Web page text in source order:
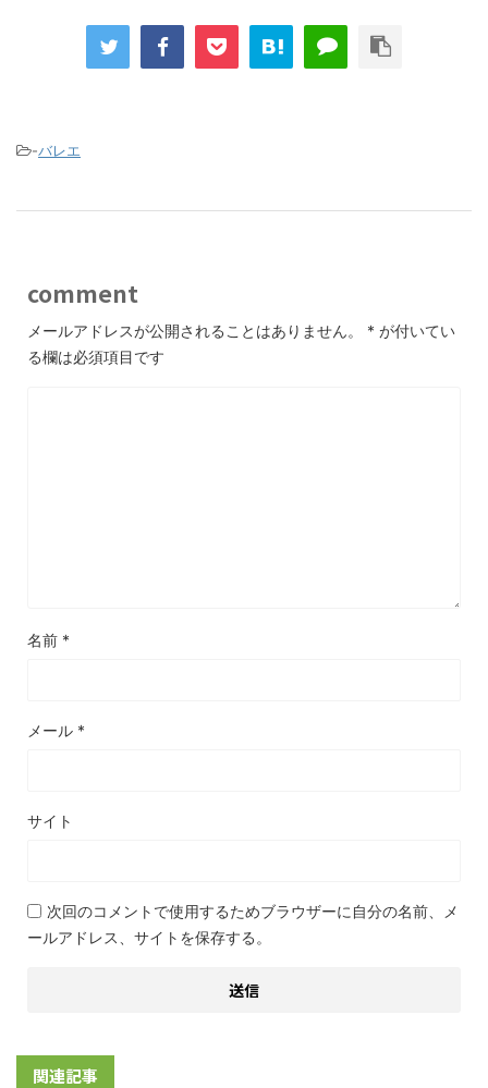
-バレエ
comment
メールアドレスが公開されることはありません。 * が付いてい
る欄は必須項目です
名前 *
メール *
サイト
次回のコメントで使用するためブラウザーに自分の名前、メ
ールアドレス、サイトを保存する。
関連記事